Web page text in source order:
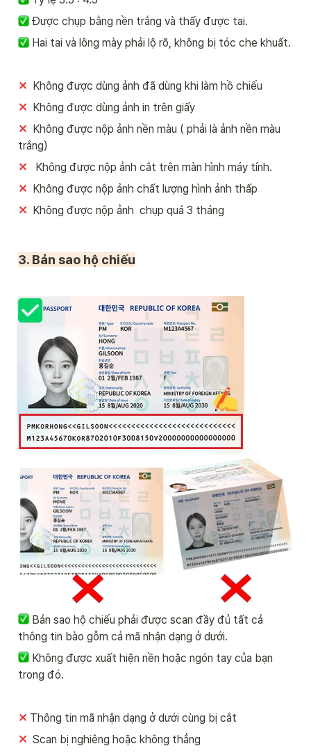
Được chụp bằng nền trắng và thấy được tai.
Hai tai và lông mày phải lộ rõ, không bị tóc che khuất.
✕ Không được dùng ảnh đã dùng khi làm hồ chiếu
✕ Không được dùng ảnh in trên giấy
✕ Không được nộp ảnh nền màu ( phải là ảnh nền màu
trắng)
✕ Không được nộp ảnh cắt trên màn hình máy tính.
✕ Không được nộp ảnh chất lượng hình ảnh thấp
✕ Không được nộp ảnh  chụp quá 3 tháng
3. Bản sao hộ chiếu
Bản sao hộ chiếu phải được scan đầy đủ tất cả
thông tin bào gỗm cả mã nhận dạng ở dưới.
Không được xuất hiện nền hoặc ngón tay của bạn
trong đó.
✕ Thông tin mã nhận dạng ở dưới cùng bị cắt
✕ Scan bị nghiêng hoặc không thẳng